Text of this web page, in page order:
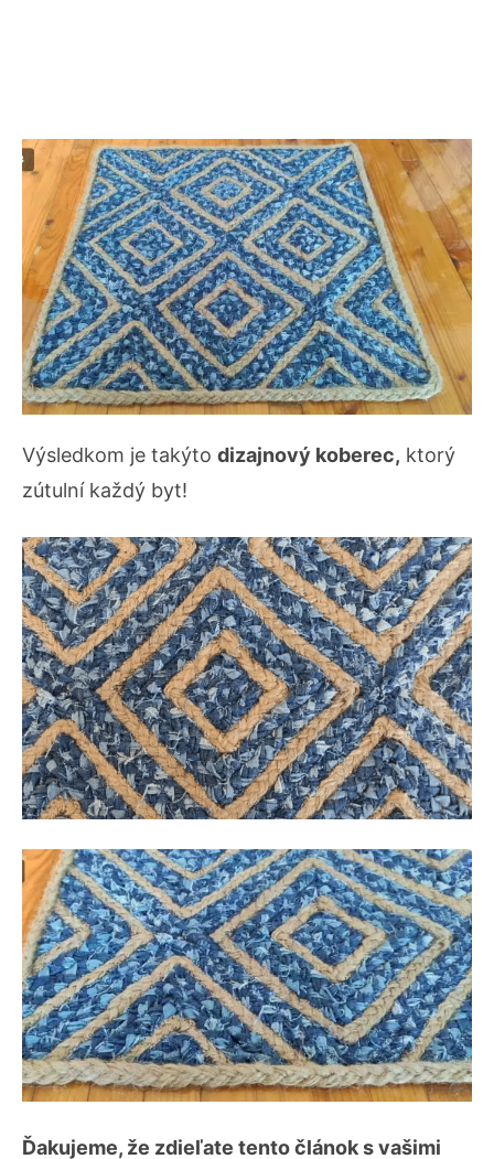
Výsledkom je takýto dizajnový koberec, ktorý
zútulní každý byt!
Ďakujeme, že zdieľate tento článok s vašimi